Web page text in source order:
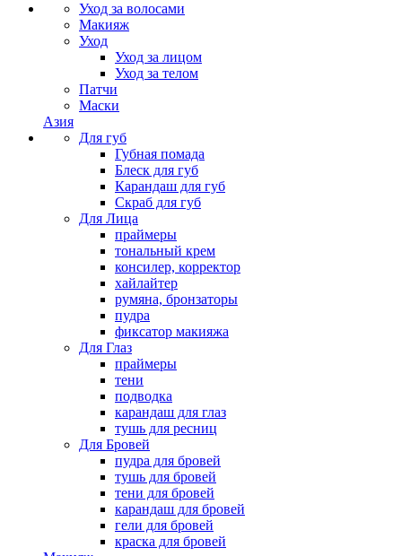
Уход за волосами
Макияж
Уход
Уход за лицом
Уход за телом
Патчи
Маски
Азия
Для губ
Губная помада
Блеск для губ
Карандаш для губ
Скраб для губ
Для Лица
праймеры
тональный крем
консилер, корректор
хайлайтер
румяна, бронзаторы
пудра
фиксатор макияжа
Для Глаз
праймеры
тени
подводка
карандаш для глаз
тушь для ресниц
Для Бровей
пудра для бровей
тушь для бровей
тени для бровей
карандаш для бровей
гели для бровей
краска для бровей